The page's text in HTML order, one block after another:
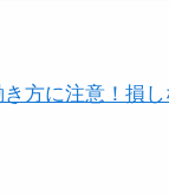
方に注意！損